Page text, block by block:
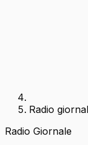
Radio
Radio Giornale